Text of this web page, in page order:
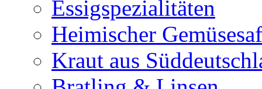
Essigspezialitäten
Heimischer
Kraut aus